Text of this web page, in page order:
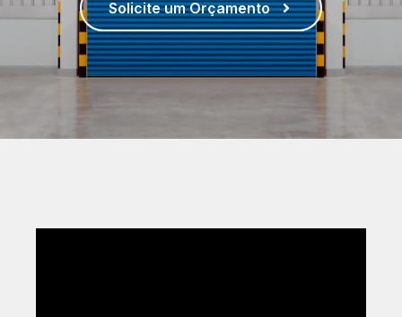
Solicite um Orçamento